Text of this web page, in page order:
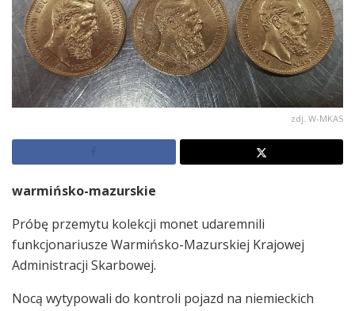
zdj. W-MKAS
warmińsko-mazurskie
Próbę przemytu kolekcji monet udaremnili
funkcjonariusze Warmińsko-Mazurskiej Krajowej
Administracji Skarbowej.
Nocą wytypowali do kontroli pojazd na niemieckich